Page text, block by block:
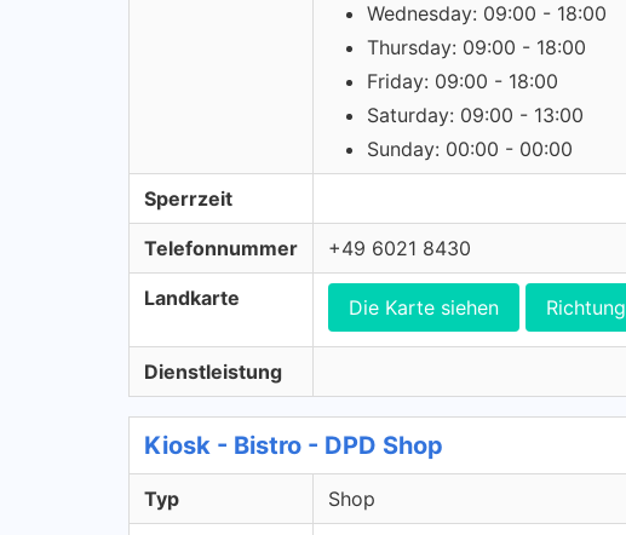
Wednesday: 09:00 - 18:00
Thursday: 09:00 - 18:00
Friday: 09:00 - 18:00
Saturday: 09:00 - 13:00
Sunday: 00:00 - 00:00
Sperrzeit
Telefonnummer +49 6021 8430
Landkarte Die Karte siehen Richtung
Dienstleistung
Kiosk - Bistro - DPD Shop
Typ Shop